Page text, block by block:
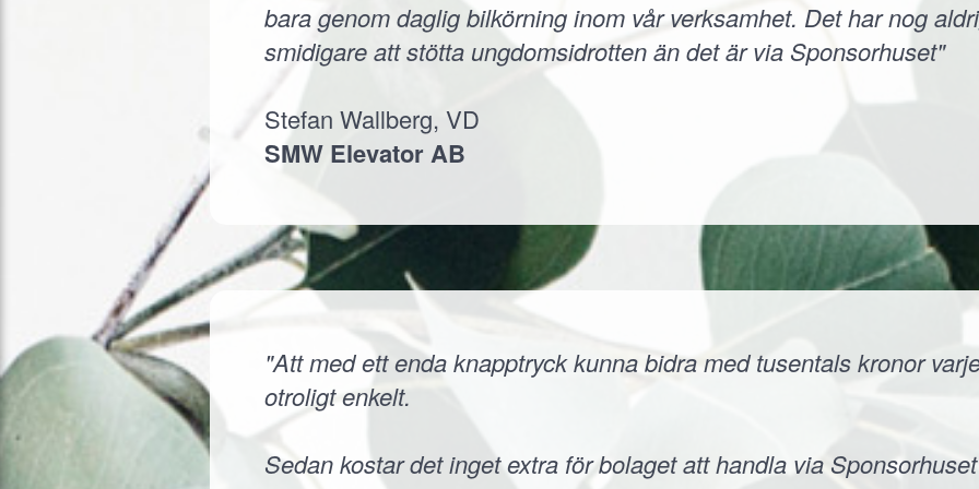
bara genom daglig bilkörning inom vår verksamhet. Det har nog
smidigare att stötta ungdomsidrotten än det är via Sponsorhuset"
Stefan Wallberg, VD
SMW Elevator AB
"Att med ett enda knapptryck kunna bidra med tusentals kronor
otroligt enkelt.
Sedan kostar det inget extra för bolaget att handla via